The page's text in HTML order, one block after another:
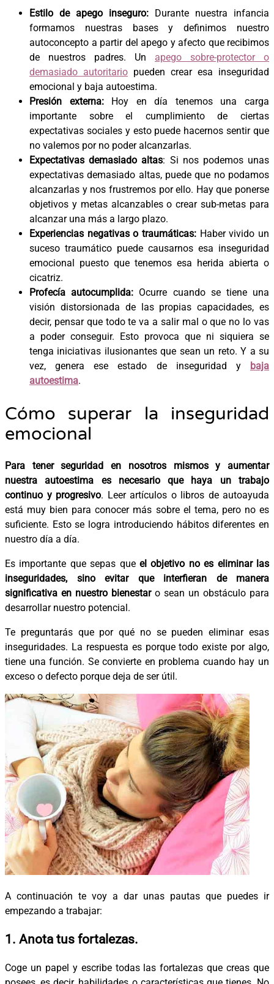
Estilo de apego inseguro:
Durante nuestra infancia
formamos nuestras bases y definimos nuestro
autoconcepto a partir del apego y afecto que recibimos
de nuestros padres. Un apego sobre-protector o
demasiado autoritario pueden crear esa inseguridad
emocional y baja autoestima.
Presión externa: Hoy en día tenemos una carga
importante sobre el cumplimiento de ciertas
expectativas sociales y esto puede hacernos sentir que
no valemos por no poder alcanzarlas.
Expectativas demasiado altas: Si nos podemos unas
expectativas demasiado altas, puede que no podamos
alcanzarlas y nos frustremos por ello. Hay que ponerse
objetivos y metas alcanzables o crear sub-metas para
alcanzar una más a largo plazo.
Experiencias negativas o traumáticas: Haber vivido un
suceso traumático puede causarnos esa inseguridad
emocional puesto que tenemos esa herida abierta o
cicatriz.
Profecía autocumplida: Ocurre cuando se tiene una
visión distorsionada de las propias capacidades, es
decir, pensar que todo te va a salir mal o que no lo vas
a poder conseguir. Esto provoca que ni siquiera se
tenga iniciativas ilusionantes que sean un reto. Y a su
vez, genera ese estado de inseguridad y
baja
autoestima.
Cómo superar la inseguridad
emocional
Para tener seguridad en nosotros mismos y aumentar
nuestra autoestima es necesario que haya un trabajo
continuo y progresivo. Leer artículos o libros de autoayuda
está muy bien para conocer más sobre el tema, pero no es
suficiente. Esto se logra introduciendo hábitos diferentes en
nuestro día a día.
Es importante que sepas que el objetivo no es eliminar las
inseguridades, sino evitar que interfieran de manera
significativa en nuestro bienestaro sean un obstáculo para
desarrollar nuestro potencial.
Te preguntarás que por qué no se pueden eliminar esas
inseguridades. La respuesta es porque todo existe por algo,
tiene una función. Se convierte en problema cuando hay un
exceso o defecto porque deja de ser útil.
A continuación te voy a dar unas pautas que puedes ir
empezando a trabajar:
1. Anota tus fortalezas.
Coge un papel y escribe todas las fortalezas que creas que